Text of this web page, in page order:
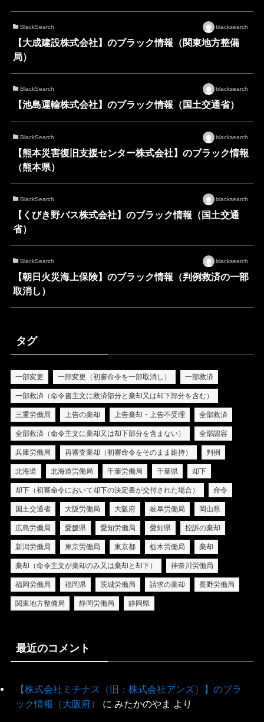
BlackSearch blacksearch
【大成建設株式会社】のブラック情報（関東地方整備
局）
BlackSearch blacksearch
【池島運輸株式会社】のブラック情報（国土交通省）
BlackSearch blacksearch
【熊本災害復旧支援センター株式会社】のブラック情報
（熊本県）
BlackSearch blacksearch
【くびき野バス株式会社】のブラック情報（国土交通
省）
BlackSearch blacksearch
【朝日火災海上保険】のブラック情報（判例救済の一部
取消し）
タグ
一部変更 一部変更（初審命令を一部取消し） 一部救済
一部救済（命令書主文に救済部分と棄却又は却下部分を含む）
三重労働局 上告の棄却 上告棄却・上告不受理 全部救済
全部救済（命令主文に棄却又は却下部分を含まない） 全部認容
兵庫労働局 再審査棄却（初審命令をそのまま維持） 判例
北海道 北海道労働局 千葉労働局 千葉県 却下
却下（初審命令において却下の決定書が交付された場合） 命令
国土交通省 大阪労働局 大阪府 岐阜労働局 岡山県
広島労働局 愛媛県 愛知労働局 愛知県 控訴の棄却
新潟労働局 東京労働局 東京都 栃木労働局 棄却
棄却（命令主文が棄却のみ又は棄却と却下） 神奈川労働局
福岡労働局 福岡県 茨城労働局 請求の棄却 長野労働局
関東地方整備局 静岡労働局 静岡県
最近のコメント
【株式会社ミチナス（旧：株式会社アンズ）】のブラ
ック情報（大阪府）
に みたかのやま より